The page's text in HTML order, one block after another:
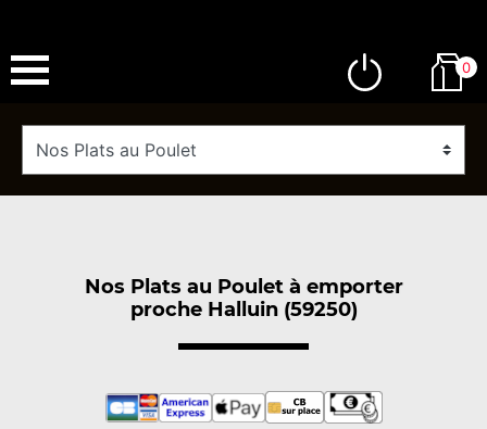
0
Nos Plats au Poulet à emporter
proche Halluin (59250)